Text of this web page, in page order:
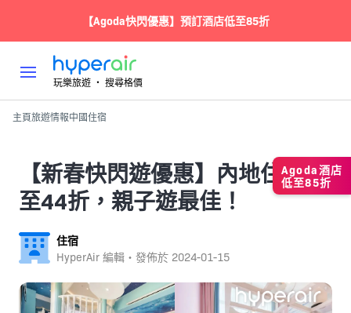
【Agoda快閃優惠】預訂酒店低至85折
玩樂旅遊 ‧ 搜尋格價
主頁旅遊情報中國住宿
【新春快閃遊優惠】內地住宿低
至44折，親子遊最佳！
住宿
HyperAir 編輯・發佈於 2024-01-15
Agoda酒店
低至85折